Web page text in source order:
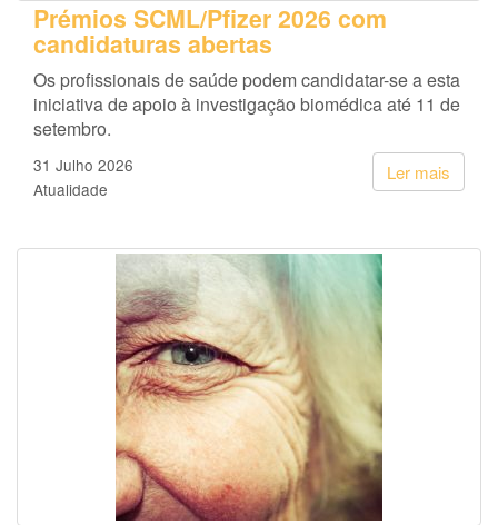
Prémios SCML/Pfizer 2026 com
candidaturas abertas
Os profissionais de saúde podem candidatar-se a esta
iniciativa de apoio à investigação biomédica até 11 de
setembro.
Ler mais
31 Julho 2026
Atualidade